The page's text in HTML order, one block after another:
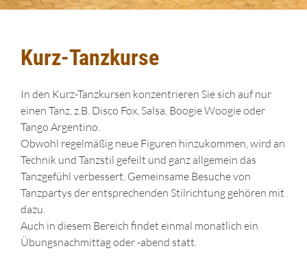
Kurz-Tanzkurse
In den Kurz-Tanzkursen konzentrieren Sie sich auf nur
einen Tanz, z.B. Disco Fox, Salsa, Boogie Woogie oder
Tango Argentino.
Obwohl regelmäßig neue Figuren hinzukommen, wird an
Technik und Tanzstil gefeilt und ganz allgemein das
Tanzgefühl verbessert. Gemeinsame Besuche von
Tanzpartys der entsprechenden Stilrichtung gehören mit
dazu.
Auch in diesem Bereich findet einmal monatlich ein
Übungsnachmittag oder -abend statt.